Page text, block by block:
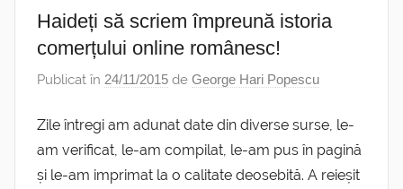
Haideți să scriem împreună istoria
comerțului online românesc!
Publicat în 24/11/2015 de George Hari Popescu
Zile întregi am adunat date din diverse surse, le-
am verificat, le-am compilat, le-am pus în pagină
și le-am imprimat la o calitate deosebită. A reieșit